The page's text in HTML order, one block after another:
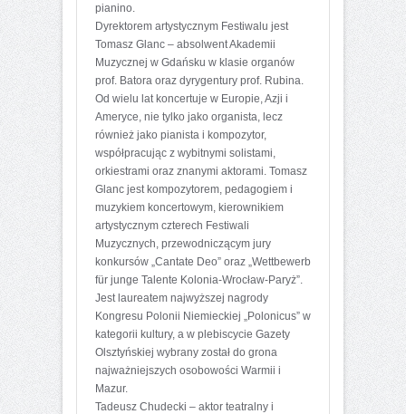
pianino.
Dyrektorem artystycznym Festiwalu jest
Tomasz Glanc – absolwent Akademii
Muzycznej w Gdańsku w klasie organów
prof. Batora oraz dyrygentury prof. Rubina.
Od wielu lat koncertuje w Europie, Azji i
Ameryce, nie tylko jako organista, lecz
również jako pianista i kompozytor,
współpracując z wybitnymi solistami,
orkiestrami oraz znanymi aktorami. Tomasz
Glanc jest kompozytorem, pedagogiem i
muzykiem koncertowym, kierownikiem
artystycznym czterech Festiwali
Muzycznych, przewodniczącym jury
konkursów „Cantate Deo” oraz „Wettbewerb
für junge Talente Kolonia-Wrocław-Paryż”.
Jest laureatem najwyższej nagrody
Kongresu Polonii Niemieckiej „Polonicus” w
kategorii kultury, a w plebiscycie Gazety
Olsztyńskiej wybrany został do grona
najważniejszych osobowości Warmii i
Mazur.
Tadeusz Chudecki – aktor teatralny i